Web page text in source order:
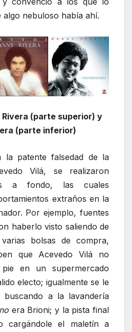
nebuloso había ahí.
Rivera (parte superior) y
(parte inferior)
la patente falsedad de la
Vilá, se realizaron
a fondo, las cuales
extraños en la
Por ejemplo, fuentes
haberlo visto saliendo de
bolsas de compra,
que Acevedo Vilá no
en un supermercado
electo; igualmente se le
buscando a la lavandería
no era Brioni; y la pista final
el maletín a